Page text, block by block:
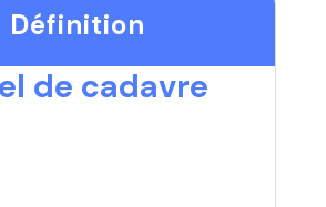
Définition
de cadavre